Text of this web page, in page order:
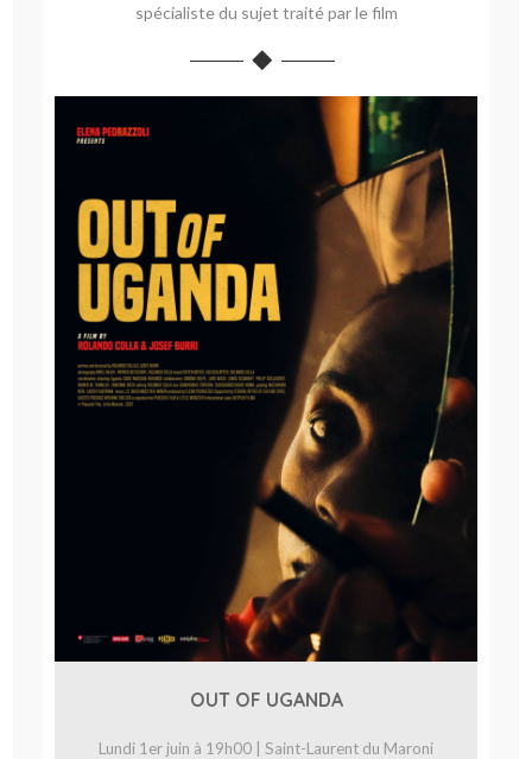
spécialiste du sujet traité par le film
OUT OF UGANDA
Lundi 1er juin à 19h00 | Saint-Laurent du Maroni